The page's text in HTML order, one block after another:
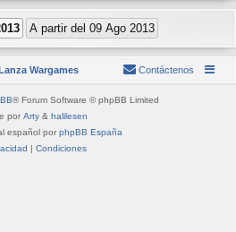
Wargames Contáctenos
® Forum Software © phpBB Limited
por Arty & halilesen
español por phpBB España
| Condiciones